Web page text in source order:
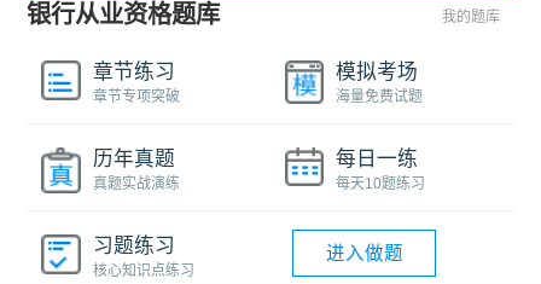
银行从业资格题库 我的题库
章节练习
章节专项突破
模拟考场
海量免费试题
历年真题
真题实战演练
每日一练
每天10题练习
习题练习
核心知识点练习
进入做题